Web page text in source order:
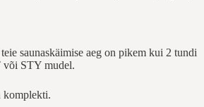
saunaskäimise aeg on pikem kui 2 tundi
või STY mudel.
komplekti.